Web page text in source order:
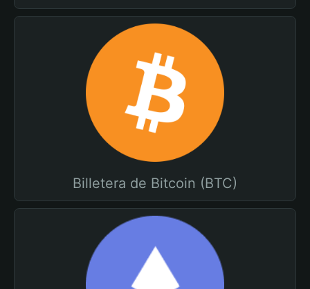
Billetera de Bitcoin (BTC)